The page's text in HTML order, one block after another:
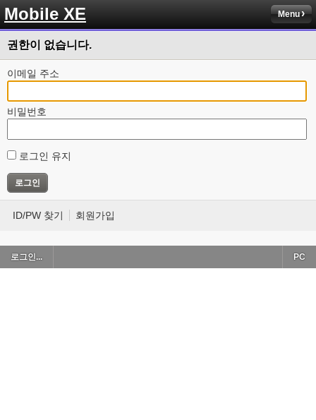
Mobile XE Menu
권한이 없습니다.
이메일 주소
비밀번호
로그인 유지
ID/PW 찾기 회원가입
로그인... PC